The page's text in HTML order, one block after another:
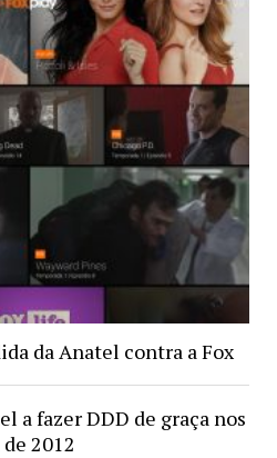
da Anatel contra a Fox
a fazer DDD de graça nos
2012